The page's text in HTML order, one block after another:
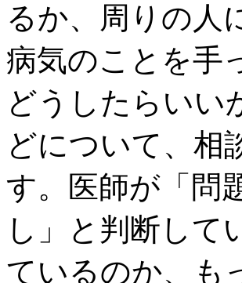
るか、周りの人
病気のことを手
どうしたらいい
どについて、相
す。医師が「問
し」と判断して
ているのか、も